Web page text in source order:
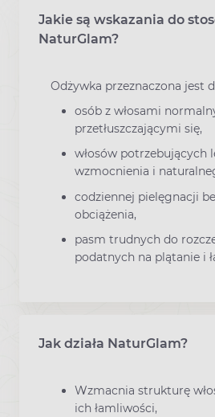
Jakie są wskazania do
NaturGlam?
Odżywka przeznaczona jest
osób z włosami
przetłuszczającymi się,
włosów potrzebujących
wzmocnienia i
codziennej pielęgnacji
obciążenia,
pasm trudnych do
podatnych na plątanie i
Jak działa NaturGlam?
Wzmacnia strukturę
ich łamliwości,